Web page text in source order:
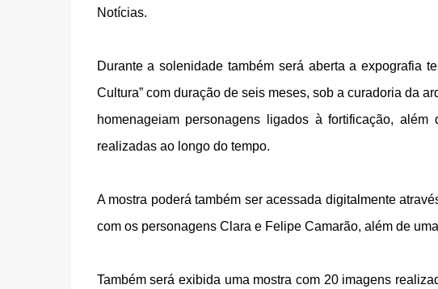
Notícias.
Durante a solenidade também será aberta a expografia
Cultura” com duração de seis meses, sob a curadoria da
homenageiam personagens ligados à fortificação,
realizadas ao longo do tempo.
A mostra poderá também ser acessada digitalmente
com os personagens Clara e Felipe Camarão, além de
Também será exibida uma mostra com 20 imagens